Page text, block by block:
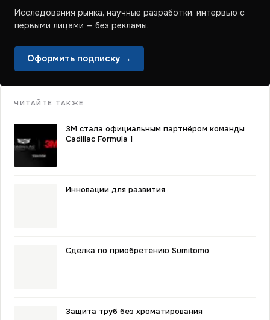
Исследования рынка, научные разработки, интервью с
первыми лицами — без рекламы.
Оформить подписку →
ЧИТАЙТЕ ТАКЖЕ
3M стала официальным партнёром команды
Cadillac Formula 1
Инновации для развития
Сделка по приобретению Sumitomo
Защита труб без хроматирования